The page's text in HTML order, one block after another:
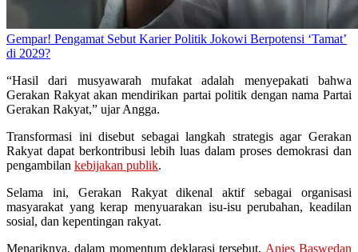
Gempar! Pengamat Sebut Karier Politik Jokowi Berpotensi ‘Tamat’
di 2029?
“Hasil dari musyawarah mufakat adalah menyepakati bahwa
Gerakan Rakyat akan mendirikan partai politik dengan nama Partai
Gerakan Rakyat,” ujar Angga.
Transformasi ini disebut sebagai langkah strategis agar Gerakan
Rakyat dapat berkontribusi lebih luas dalam proses demokrasi dan
pengambilan kebijakan publik.
Selama ini, Gerakan Rakyat dikenal aktif sebagai organisasi
masyarakat yang kerap menyuarakan isu-isu perubahan, keadilan
sosial, dan kepentingan rakyat.
Menariknya, dalam momentum deklarasi tersebut, Anies Baswedan